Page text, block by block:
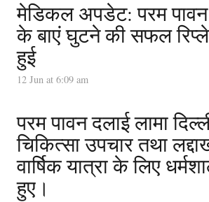
मेडिकल अपडेट: परम पावन
के बाएं घुटने की सफल
हुई
12 Jun at 6:09 am
परम पावन दलाई लामा
चिकित्सा उपचार तथा
वार्षिक यात्रा के लिए
हुए।